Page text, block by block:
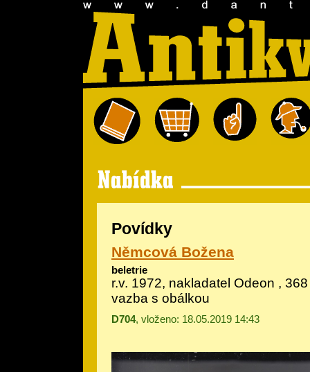
Povídky
Němcová Božena
beletrie
r.v. 1972, nakladatel Odeon ,
vazba s obálkou
D704, vloženo: 18.05.2019 14:43